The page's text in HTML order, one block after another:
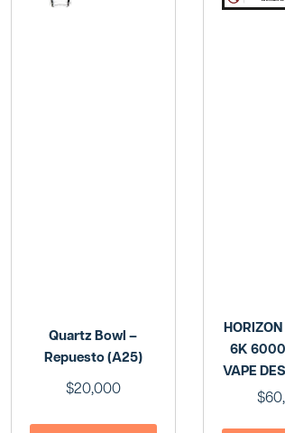
Quartz Bowl –
Repuesto (A25)
$20,000
6K 6000
VAPE
$